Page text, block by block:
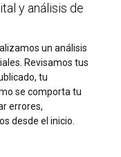
y análisis de
un análisis
Revisamos tus
tu
se comporta tu
errores,
desde el inicio.